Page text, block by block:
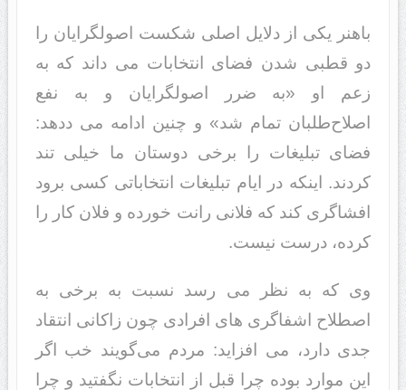
باهنر یکی از دلایل اصلی شکست اصولگرایان را
دو قطبی شدن فضای انتخابات می داند که به
زعم او «به ضرر اصولگرایان و به نفع
اصلاح‌طلبان تمام شد» و چنین ادامه می ددهد:
فضای تبلیغات را برخی دوستان ما خیلی تند
کردند. اینکه در ایام تبلیغات انتخاباتی کسی برود
افشاگری کند که فلانی رانت خورده و فلان کار را
کرده، درست نیست.
وی که به نظر می رسد نسبت به برخی به
اصطلاح اشفاگری های افرادی چون زاکانی انتقاد
جدی دارد، می افزاید: مردم می‌گویند خب اگر
این موارد بوده چرا قبل از انتخابات نگفتید و چرا